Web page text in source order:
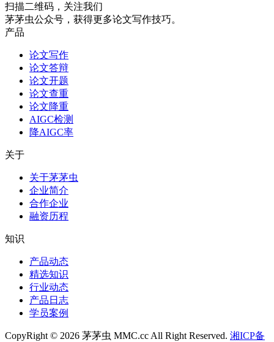
扫描二维码，关注我们
茅茅虫公众号，获得更多论文写作技巧。
产品
论文写作
论文答辩
论文开题
论文查重
论文降重
AIGC检测
降AIGC率
关于
关于茅茅虫
企业简介
合作企业
融资历程
知识
产品动态
精选知识
行业动态
产品日志
学员案例
CopyRight © 2026 茅茅虫 MMC.cc All Right Reserved. 湘ICP备